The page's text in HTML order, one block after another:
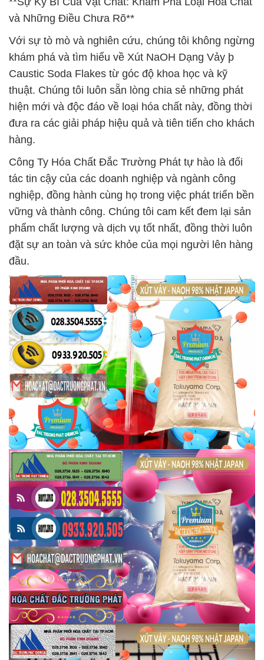
và Những Điều Chưa Rõ**
Với sự tò mò và nghiên cứu, chúng tôi không ngừng
khám phá và tìm hiểu về Xút NaOH Dạng Vảy þ
Caustic Soda Flakes từ góc độ khoa học và kỹ
thuật. Chúng tôi luôn sẵn lòng chia sẻ những phát
hiện mới và độc đáo về loại hóa chất này, đồng thời
đưa ra các giải pháp hiệu quả và tiên tiến cho khách
hàng.
Công Ty Hóa Chất Đắc Trường Phát tự hào là đối
tác tin cậy của các doanh nghiệp và ngành công
nghiệp, đồng hành cùng họ trong việc phát triển bền
vững và thành công. Chúng tôi cam kết đem lại sản
phẩm chất lượng và dịch vụ tốt nhất, đồng thời luôn
đặt sự an toàn và sức khỏe của mọi người lên hàng
đầu.